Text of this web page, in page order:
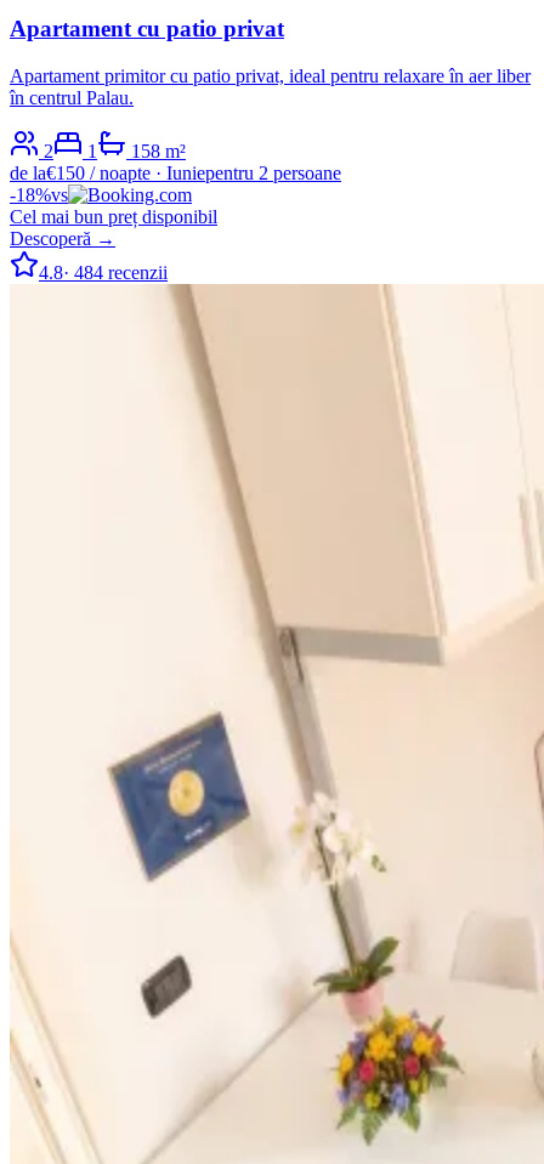
Apartament cu patio privat
Apartament primitor cu patio privat, ideal pentru relaxare în aer liber
în centrul Palau.
2 1 1 58 m²
de la€150 / noapte · Iuniepentru 2 persoane
-18%vs
Cel mai bun preț disponibil
Descoperă →
4.8· 484 recenzii